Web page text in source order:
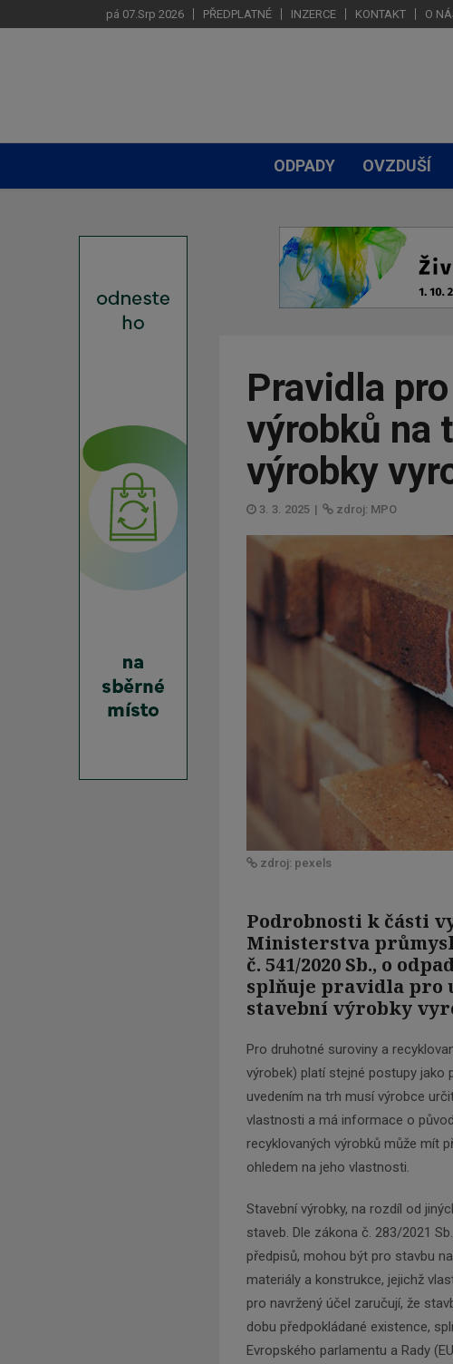
pá 07.Srp 2026 PŘEDPLATNÉ INZERCE KONTAKT O
ODPADY OVZDUŠÍ
Pravidla
výrobků na
výrobky
3. 3. 2025 | zdroj: MPO
zdroj: pexels
Podrobnosti k části
Ministerstva
č. 541/2020 Sb., o
splňuje pravidla pro
stavební výrobky
Pro druhotné suroviny a
výrobek) platí stejné postupy jako
uvedením na trh musí výrobce
vlastnosti a má informace o
recyklovaných výrobků může mít
ohledem na jeho vlastnosti.
Stavební výrobky, na rozdíl od
staveb. Dle zákona č. 283/2021
předpisů, mohou být pro stavbu
materiály a konstrukce, jejichž
pro navržený účel zaručují, že
dobu předpokládané existence,
Evropského parlamentu a Rady